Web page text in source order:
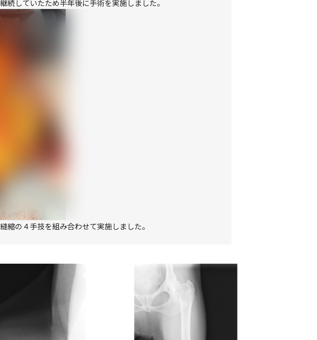
していたため半年後に手術を実施しました。
の４手技を組み合わせて実施しました。